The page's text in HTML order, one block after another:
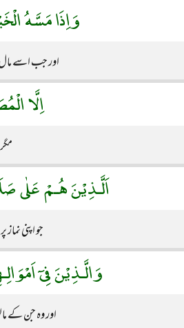
وَاِذَا مَسَّهُ
اور جب اسے مال
اِلَّا
اَلَّـذِيْنَ هُـمْ عَلٰى
جو اپنی
وَالَّـذِيْنَ فِىٓ
اور وہ جن کے